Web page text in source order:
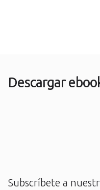
Descargar
Subscríbete a